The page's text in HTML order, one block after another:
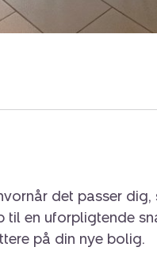
det passer dig,
til en uforpligtende
på din nye bolig.